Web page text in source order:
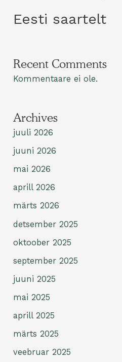
Eesti saartelt
Recent Comments
Kommentaare ei ole.
Archives
juuli 2026
juuni 2026
mai 2026
aprill 2026
märts 2026
detsember 2025
oktoober 2025
september 2025
juuni 2025
mai 2025
aprill 2025
märts 2025
veebruar 2025